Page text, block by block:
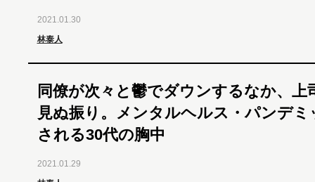
2021.01.30
林泰人
同僚が次々と鬱でダウンするなか、上
見ぬ振り。メンタルヘルス・パンデミ
される30代の胸中
2021.01.29